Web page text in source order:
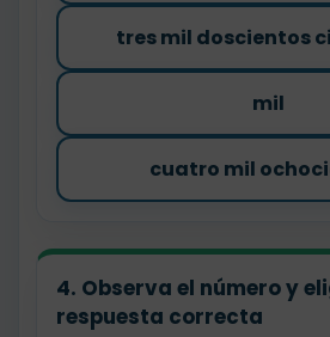
tres mil doscientos
mil
cuatro mil
4. Observa el número y
respuesta correcta